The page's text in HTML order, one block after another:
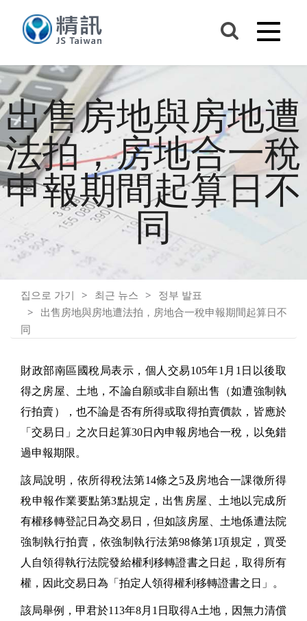
出售房地與房地遭
法拍，房地合一稅
申報期間起算日不
同
집으로 가기 최근 뉴스
정부 발표
出售房地與房地遭法拍，房地合一稅申報期間起算日不
同
財政部南區國稅局表示，個人交易105年1月1日以後取
得之房屋、土地，不論自願或非自願出售（如遭強制執
行拍賣），也不論是否有所得或取得拍賣價款，皆應於
「交易日」之次日起算30日內申報房地合一稅，以免錯
過申報期限。
該局說明，依所得稅法第14條之5及房地合一課徵所得
稅申報作業要點第3點規定，出售房屋、土地以完成所
有權移轉登記日為交易日，但如該房屋、土地係遭法院
強制執行拍賣，依強制執行法第98條第1項規定，買受
人自領得執行法院發給權利移轉證書之日起，取得所有
權，因此交易日為「拍定人領得權利移轉證書之日」。
該局舉例，甲君於113年8月1日取得A土地，因無力清償